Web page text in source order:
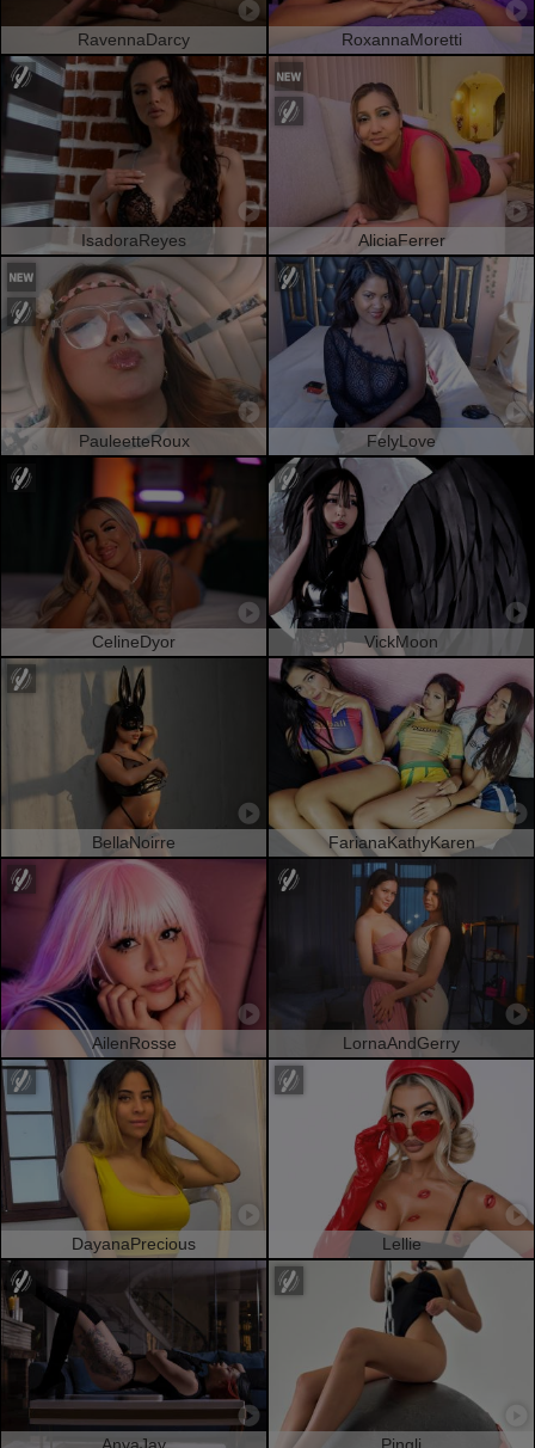
RavennaDarcy RoxannaMoretti
IsadoraReyes AliciaFerrer
PauleetteRoux FelyLove
CelineDyor VickMoon
BellaNoirre FarianaKathyKaren
AilenRosse LornaAndGerry
DayanaPrecious Lellie